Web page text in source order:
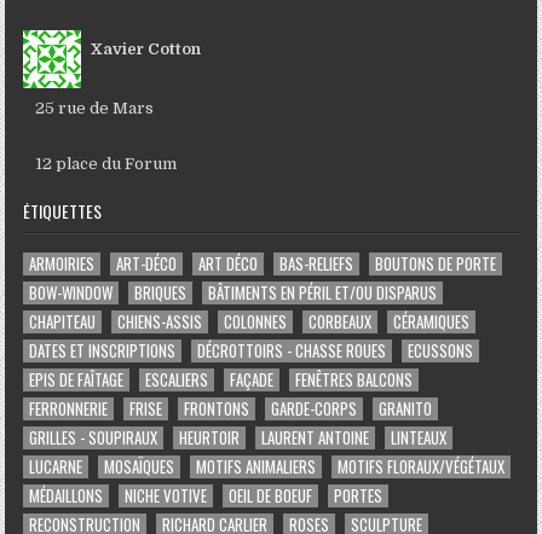
Xavier Cotton
25 rue de Mars
12 place du Forum
ÉTIQUETTES
ARMOIRIES ART-DÉCO ART DÉCO BAS-RELIEFS
BOUTONS DE PORTE
BOW-WINDOW
BRIQUES
BÂTIMENTS EN PÉRIL ET/OU DISPARUS
CHAPITEAU
CHIENS-ASSIS COLONNES CORBEAUX
CÉRAMIQUES
DATES ET INSCRIPTIONS
DÉCROTTOIRS - CHASSE ROUES
ECUSSONS
EPIS DE FAÎTAGE
ESCALIERS FAÇADE
FENÊTRES BALCONS
FERRONNERIE
FRISE FRONTONS GARDE-CORPS
GRANITO
GRILLES - SOUPIRAUX
HEURTOIR LAURENT ANTOINE
LINTEAUX
LUCARNE
MOSAÏQUES MOTIFS ANIMALIERS
MOTIFS FLORAUX/VÉGÉTAUX
MÉDAILLONS
NICHE VOTIVE OEIL DE BOEUF
PORTES
RECONSTRUCTION
RICHARD CARLIER ROSES SCULPTURE